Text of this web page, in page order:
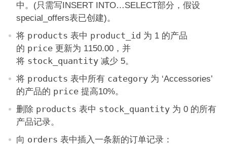
中。(只需写INSERT INTO…SELECT部分，假设
special_offers表已创建)。
将 products 表中 product_id 为 1 的产品
的 price更新为 1150.00，并
将 stock_quantity减少 5。
将 products 表中所有 category为 ‘Accessories’
的产品的 price提高10%。
删除 products 表中 stock_quantity为 0 的所有
产品记录。
向 orders 表中插入一条新的订单记录：